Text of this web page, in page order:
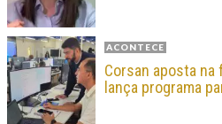
ACONTECE
Corsan aposta
lança programa